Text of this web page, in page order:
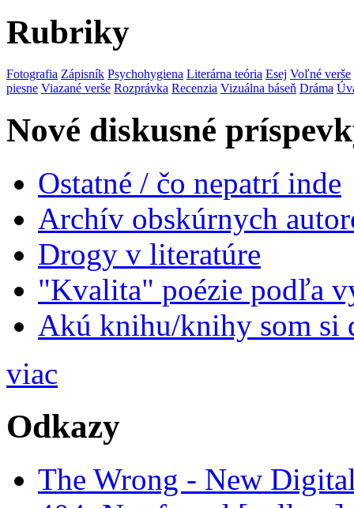
Rubriky
Fotografia Zápisník Psychohygiena Literárna teória Esej Voľné verše
piesne Viazané verše Rozprávka Recenzia Vizuálna báseň Dráma
Nové diskusné
Ostatné / čo nepatrí inde
Archív obskúrnych
Drogy v literatúre
"Kvalita" poézie podľa
Akú knihu/knihy som si
viac
Odkazy
The Wrong - New